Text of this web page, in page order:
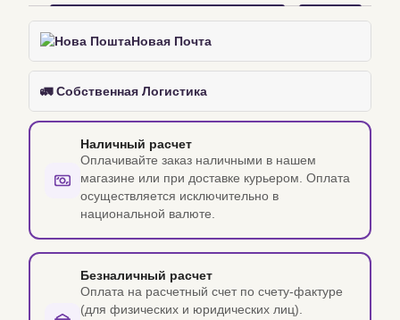
Новая Почта
🚛 Собственная Логистика
Наличный расчет
Оплачивайте заказ наличными в нашем
магазине или при доставке курьером. Оплата
осуществляется исключительно в
национальной валюте.
Безналичный расчет
Оплата на расчетный счет по счету-фактуре
(для физических и юридических лиц).